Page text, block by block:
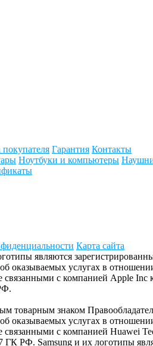
покупателя Гарантия Контакты
Ноутбуки и компьютеры
Карта сайта
являются
оказываемых услугах в
с компанией Apple
товарным знаком
оказываемых услугах в
с компанией Huawei
РФ. Samsung и их логотипы